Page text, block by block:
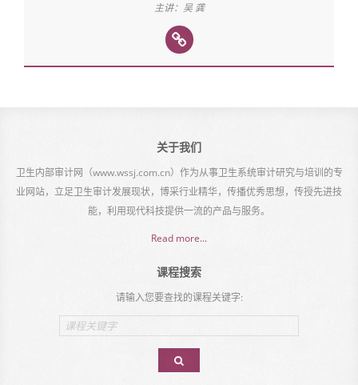
主讲：吴 龚
关于我们
卫生内部审计网（www.wssj.com.cn）作为从事卫生系统审计研究与培训的专
业网站，立足卫生审计发展现状，博采行业精华，传播优秀思想，传授先进技
能，利用现代科技提供一流的产品与服务。
Read more...
课程搜索
请输入您要查找的课程关键字:
Email
address